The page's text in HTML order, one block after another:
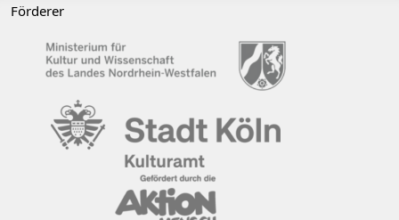
Förderer